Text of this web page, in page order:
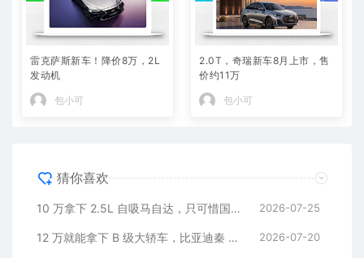
雷克萨斯新车！降价8万，2L
发动机
包小可
2.0T，奇瑞新车8月上市，售
价约11万
包小可
猜你喜欢
10 万拿下 2.5L 自吸马自达，只可惜国内暂时没份 2026-07-25
12 万就能拿下 B 级大轿车，比亚迪秦 MAX 直接打乱合资定价逻辑 2026-07-20